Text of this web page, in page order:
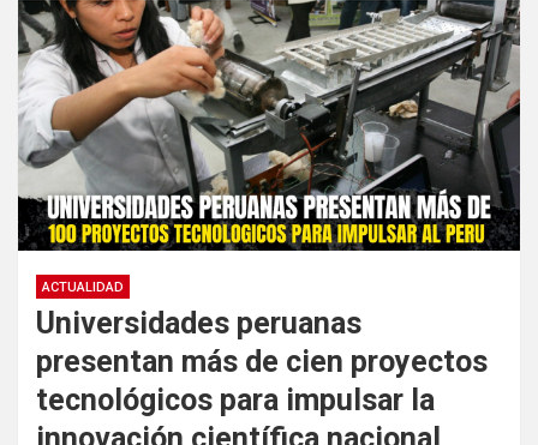
ACTUALIDAD
Universidades peruanas
presentan más de cien proyectos
tecnológicos para impulsar la